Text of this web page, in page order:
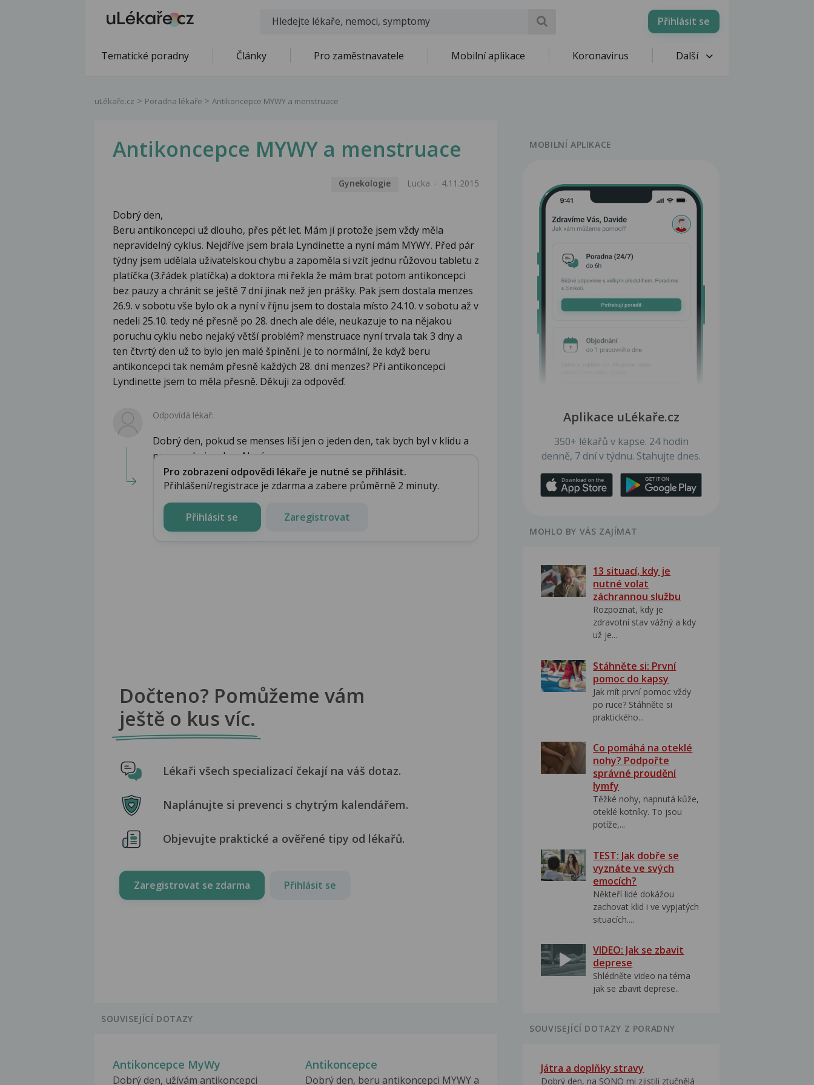
Přihlásit se
Tematické poradny Články Pro zaměstnavatele Mobilní aplikace Koronavirus Další
uLékaře.cz Poradna lékaře Antikoncepce MYWY a menstruace
Antikoncepce MYWY a menstruace
Gynekologie Lucka 4.11.2015
Dobrý den,
Beru antikoncepci už dlouho, přes pět let. Mám jí protože jsem vždy měla
nepravidelný cyklus. Nejdříve jsem brala Lyndinette a nyní mám MYWY. Před pár
týdny jsem udělala uživatelskou chybu a zapoměla si vzít jednu růžovou tabletu z
platíčka (3.řádek platíčka) a doktora mi řekla že mám brat potom antikoncepci
bez pauzy a chránit se ještě 7 dní jinak než jen prášky. Pak jsem dostala menzes
26.9. v sobotu vše bylo ok a nyní v říjnu jsem to dostala místo 24.10. v sobotu až v
nedeli 25.10. tedy né přesně po 28. dnech ale déle, neukazuje to na nějakou
poruchu cyklu nebo nejaký větší problém? menstruace nyní trvala tak 3 dny a
ten čtvrtý den už to bylo jen malé špinění. Je to normální, že když beru
antikoncepci tak nemám přesně každých 28. dní menzes? Při antikoncepci
Lyndinette jsem to měla přesně. Děkuji za odpověď.
Odpovídá lékař:
Dobrý den, pokud se menses liší jen o jeden den, tak bych byl v klidu a
neznepokojoval se. Nyní...
Pro zobrazení odpovědi lékaře je nutné se přihlásit.
Přihlášení/registrace je zdarma a zabere průměrně 2 minuty.
Přihlásit se Zaregistrovat
Dočteno? Pomůžeme vám
ještě o kus víc.
Lékaři všech specializací čekají na váš dotaz.
Naplánujte si prevenci s chytrým kalendářem.
Objevujte praktické a ověřené tipy od lékařů.
Zaregistrovat se zdarma Přihlásit se
SOUVISEJÍCÍ DOTAZY
Antikoncepce MyWy
Dobrý den, užívám antikoncepci
Antikoncepce
Dobrý den, beru antikoncepci MYWY a
MOBILNÍ APLIKACE
Aplikace uLékaře.cz
350+ lékařů v kapse. 24 hodin
denně, 7 dní v týdnu. Stahujte dnes.
MOHLO BY VÁS ZAJÍMAT
13 situací, kdy je
nutné volat
záchrannou službu
Rozpoznat, kdy je
zdravotní stav vážný a kdy
už je...
Stáhněte si: První
pomoc do kapsy
Jak mít první pomoc vždy
po ruce? Stáhněte si
praktického...
Co pomáhá na oteklé
nohy? Podpořte
správné proudění
lymfy
Těžké nohy, napnutá kůže,
oteklé kotníky. To jsou
potíže,...
TEST: Jak dobře se
vyznáte ve svých
emocích?
Někteří lidé dokážou
zachovat klid i ve vypjatých
situacích....
VIDEO: Jak se zbavit
deprese
Shlédněte video na téma
jak se zbavit deprese..
SOUVISEJÍCÍ DOTAZY Z PORADNY
Játra a doplňky stravy
Dobrý den, na SONO mi zjistili ztučnělá